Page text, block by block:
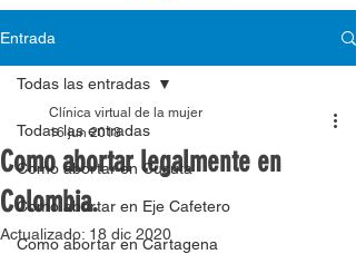
Entrada
Todas las entradas
Como abortar en Cucuta
Como abortar en Eje Cafetero
Como abortar en Cartagena
Todas las entradas
Como abortar legalmente en
Colombia.
Clínica virtual de la mujer
16 jun 2018
Actualizado: 18 dic 2020